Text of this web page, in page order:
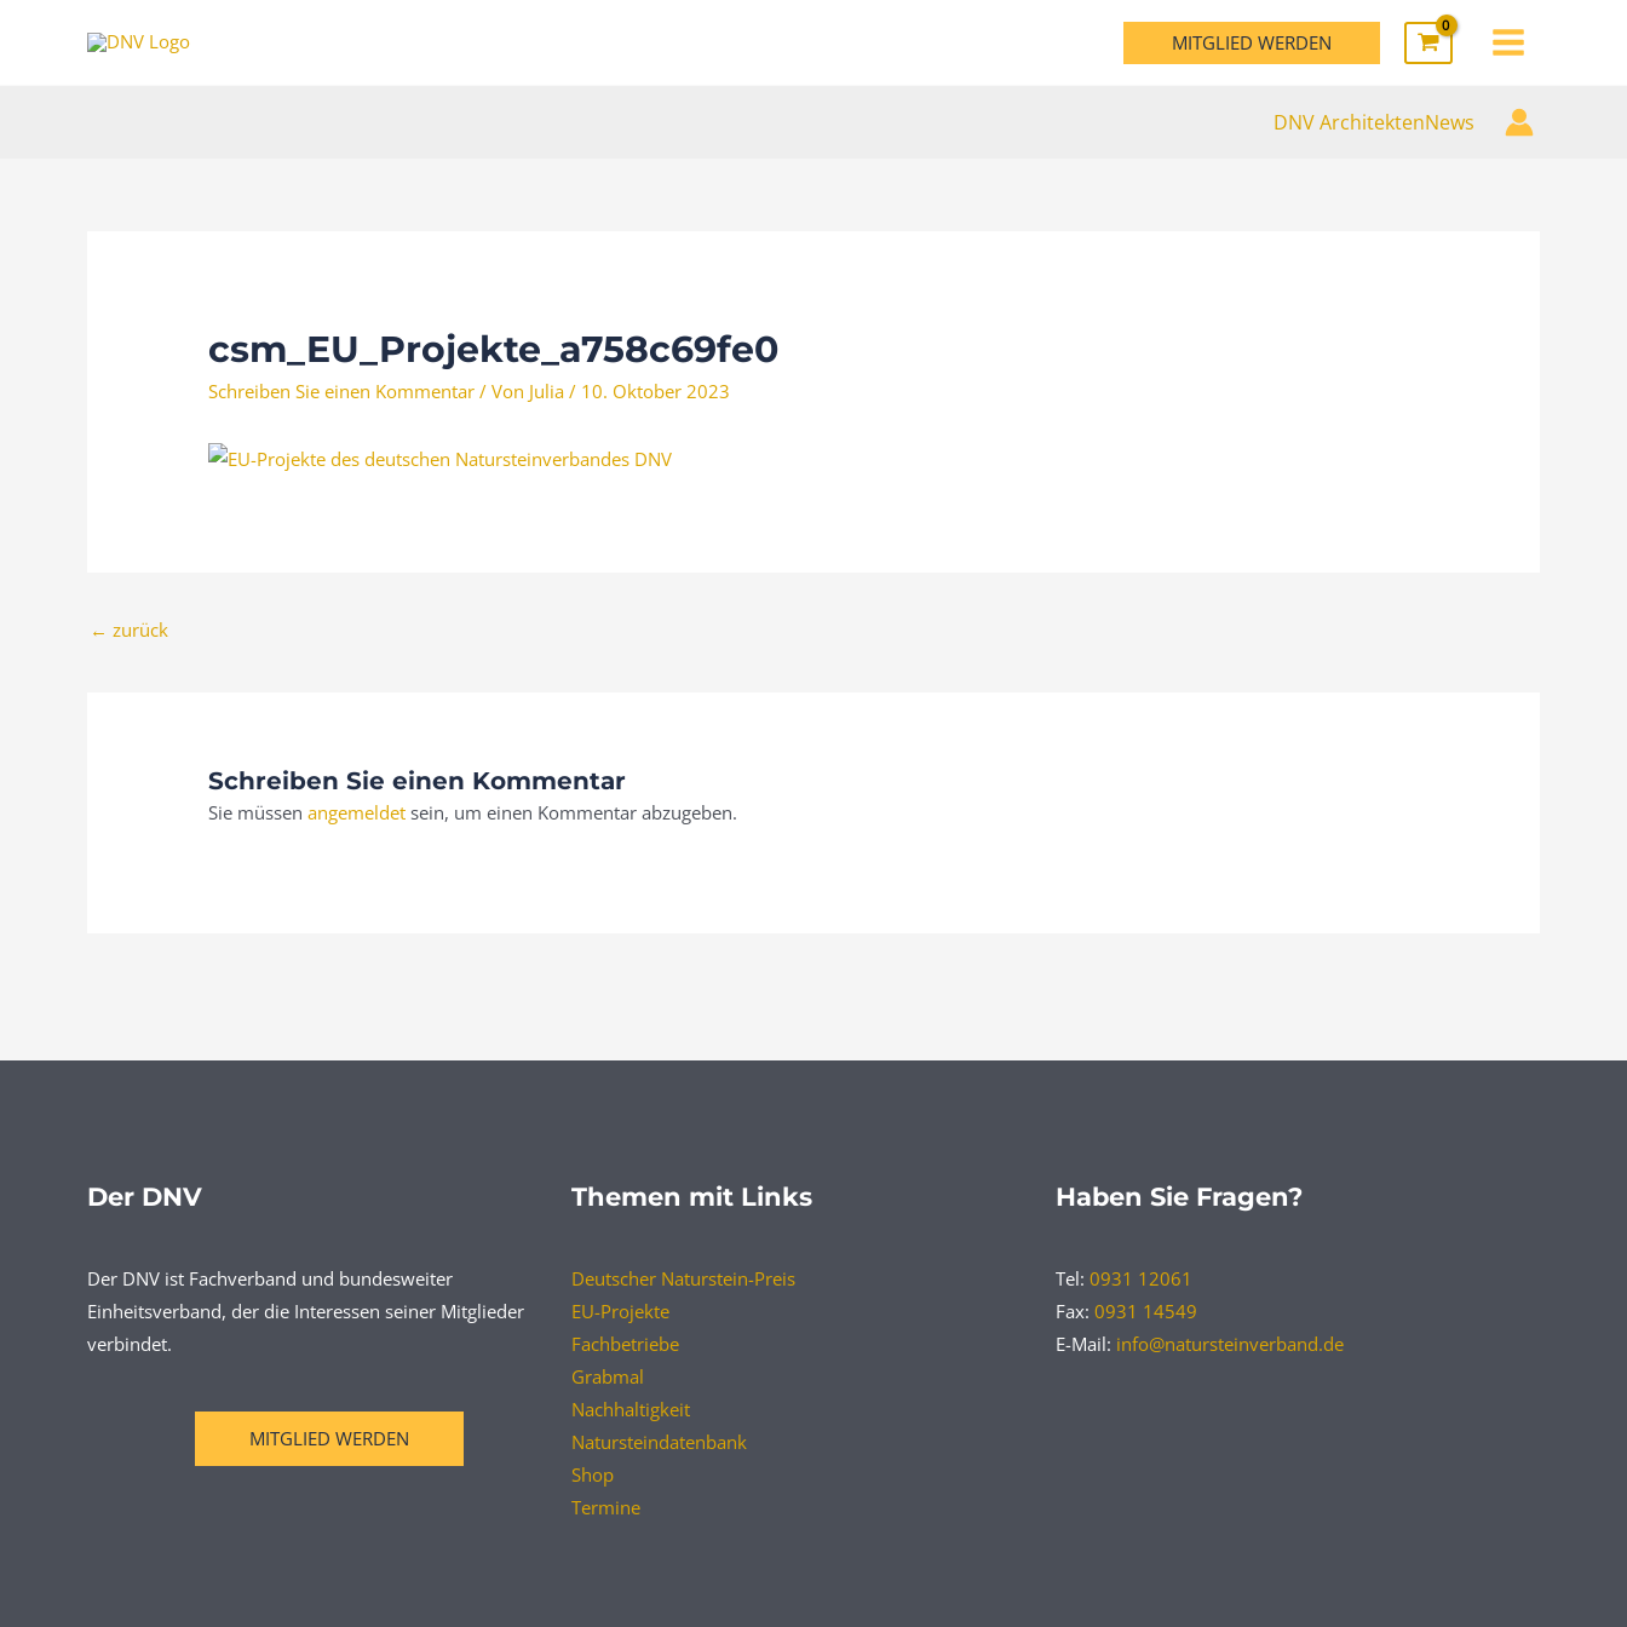
MITGLIED WERDEN
MAIN
DNV ArchitektenNews
csm_EU_Projekte_a758c69fe0
Schreiben Sie einen Kommentar / Von Julia/ 10. Oktober 2023
← zurück
Schreiben Sie einen Kommentar
Sie müssenangemeldet sein, um einen Kommentar abzugeben.
Der DNV
Der DNV ist Fachverband und bundesweiter
Einheitsverband, der die Interessen seiner Mitglieder
verbindet.
MITGLIED WERDEN
Themen mit Links
Deutscher Naturstein-Preis
EU-Projekte
Fachbetriebe
Grabmal
Nachhaltigkeit
Natursteindatenbank
Shop
Termine
Haben Sie Fragen?
Tel: 0931 12061
Fax: 0931 14549
E-Mail: info@natursteinverband.de